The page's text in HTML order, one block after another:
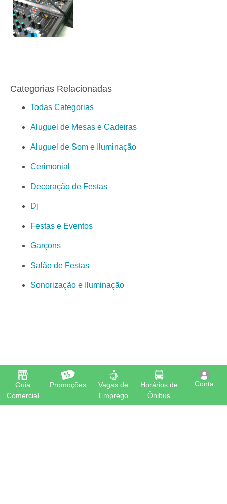
Guia
Comercial
Promoções
Vagas de
Emprego
Horários de
Ônibus
Conta
Categorias Relacionadas
Todas Categorias
Aluguel de Mesas e Cadeiras
Aluguel de Som e Iluminação
Cerimonial
Decoração de Festas
Dj
Festas e Eventos
Garçons
Salão de Festas
Sonorização e Iluminação
O Guia Feu Rosa é o aplicativo que todo morador dos